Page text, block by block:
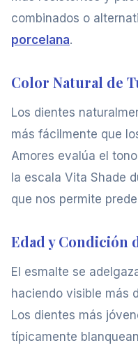
combinados o
porcelana.
Color Natural de
Los dientes
más fácilmente que
Amores evalúa el
la escala Vita Shade
que nos permite
Edad y Condición
El esmalte se
haciendo visible más
Los dientes más
típicamente